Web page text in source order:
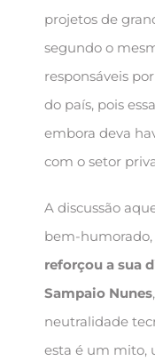
projetos de
segundo o
responsáveis
do país, pois
embora deva
com o setor
A discussão
bem-
reforçou a sua
Sampaio Nunes
neutralidade
esta é um mito,